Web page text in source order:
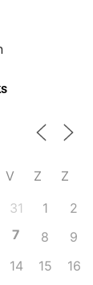
V Z
Z
31 1
2
7 8
9
14 15
16